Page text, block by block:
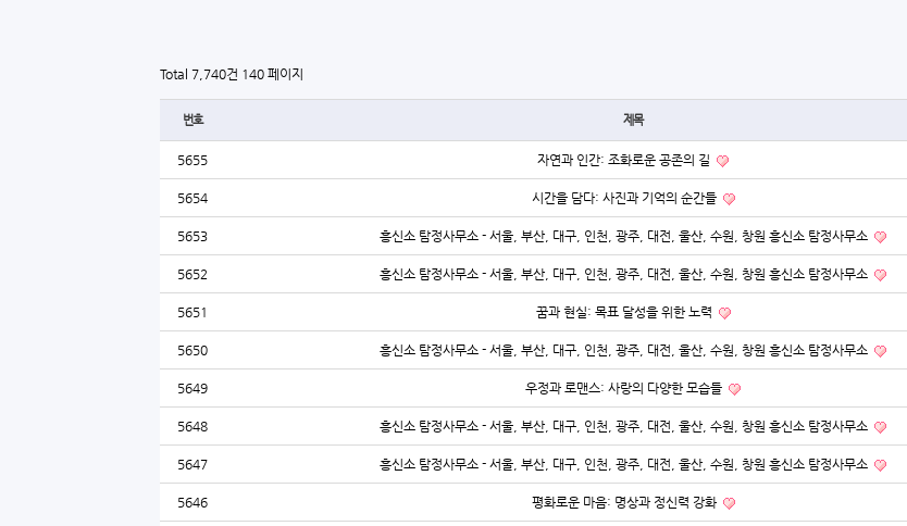
Total 7,740건 140 페이지
번호 제목
5655 자연과 인간: 조화로운 공존의 길
5654 시간을 담다: 사진과 기억의 순간들
5653 흥신소 탐정사무소 - 서울, 부산, 대구, 인천, 광주, 대전, 울산, 수원, 창원 흥신소 탐정사무소
5652 흥신소 탐정사무소 - 서울, 부산, 대구, 인천, 광주, 대전, 울산, 수원, 창원 흥신소 탐정사무소
5651 꿈과 현실: 목표 달성을 위한 노력
5650 흥신소 탐정사무소 - 서울, 부산, 대구, 인천, 광주, 대전, 울산, 수원, 창원 흥신소 탐정사무소
5649 우정과 로맨스: 사랑의 다양한 모습들
5648 흥신소 탐정사무소 - 서울, 부산, 대구, 인천, 광주, 대전, 울산, 수원, 창원 흥신소 탐정사무소
5647 흥신소 탐정사무소 - 서울, 부산, 대구, 인천, 광주, 대전, 울산, 수원, 창원 흥신소 탐정사무소
5646 평화로운 마음: 명상과 정신력 강화